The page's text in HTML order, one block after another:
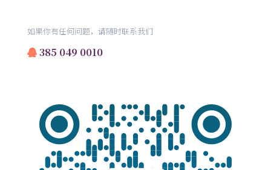
如果你有任何问题，请随时联系我们
385 049 0010